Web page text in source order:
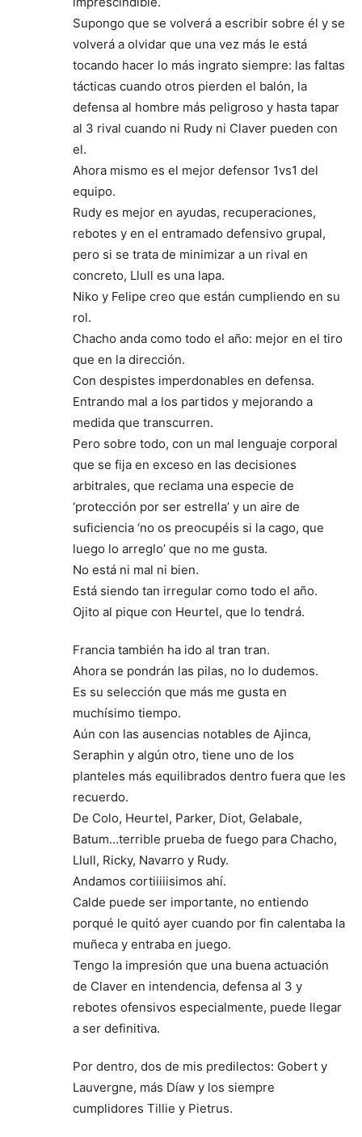
Supongo que se volverá a escribir sobre él y se
volverá a olvidar que una vez más le está
tocando hacer lo más ingrato siempre: las faltas
tácticas cuando otros pierden el balón, la
defensa al hombre más peligroso y hasta tapar
al 3 rival cuando ni Rudy ni Claver pueden con
el.
Ahora mismo es el mejor defensor 1vs1 del
equipo.
Rudy es mejor en ayudas, recuperaciones,
rebotes y en el entramado defensivo grupal,
pero si se trata de minimizar a un rival en
concreto, Llull es una lapa.
Niko y Felipe creo que están cumpliendo en su
rol.
Chacho anda como todo el año: mejor en el tiro
que en la dirección.
Con despistes imperdonables en defensa.
Entrando mal a los partidos y mejorando a
medida que transcurren.
Pero sobre todo, con un mal lenguaje corporal
que se fija en exceso en las decisiones
arbitrales, que reclama una especie de
‘protección por ser estrella’ y un aire de
suficiencia ‘no os preocupéis si la cago, que
luego lo arreglo’ que no me gusta.
No está ni mal ni bien.
Está siendo tan irregular como todo el año.
Ojito al pique con Heurtel, que lo tendrá.
Francia también ha ido al tran tran.
Ahora se pondrán las pilas, no lo dudemos.
Es su selección que más me gusta en
muchísimo tiempo.
Aún con las ausencias notables de Ajinca,
Seraphin y algún otro, tiene uno de los
planteles más equilibrados dentro fuera que les
recuerdo.
De Colo, Heurtel, Parker, Diot, Gelabale,
Batum…terrible prueba de fuego para Chacho,
Llull, Ricky, Navarro y Rudy.
Andamos cortiiiiisimos ahí.
Calde puede ser importante, no entiendo
porqué le quitó ayer cuando por fin calentaba la
muñeca y entraba en juego.
Tengo la impresión que una buena actuación
de Claver en intendencia, defensa al 3 y
rebotes ofensivos especialmente, puede llegar
a ser definitiva.
Por dentro, dos de mis predilectos: Gobert y
Lauvergne, más Díaw y los siempre
cumplidores Tillie y Pietrus.